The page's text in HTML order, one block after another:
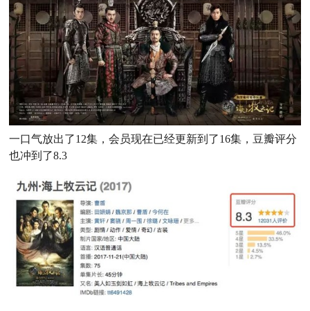
一口气放出了12集，会员现在已经更新到了16集，豆瓣评分
也冲到了8.3